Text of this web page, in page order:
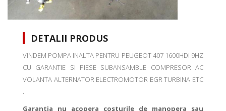
DETALII PRODUS
VINDEM POMPA INALTA PENTRU PEUGEOT 407 1600HDI 9HZ
CU GARANTIE SI PIESE SUBANSAMBLE COMPRESOR AC
VOLANTA ALTERNATOR ELECTROMOTOR EGR TURBINA ETC
.
Garantia nu acopera costurile de manopera sau